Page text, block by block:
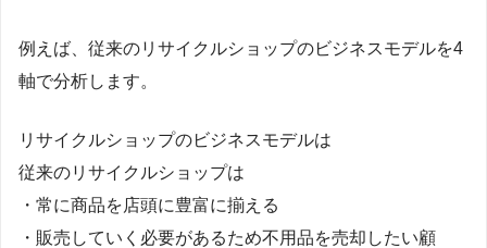
例えば、従来のリサイクルショップのビジネスモデルを4
軸で分析します。
リサイクルショップのビジネスモデルは
従来のリサイクルショップは
・常に商品を店頭に豊富に揃える
・販売していく必要があるため不用品を売却したい顧